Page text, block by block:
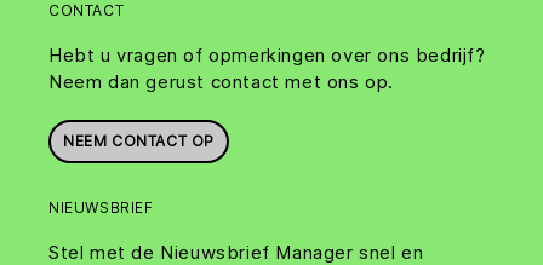
CONTACT
Hebt u vragen of opmerkingen over ons bedrijf?
Neem dan gerust contact met ons op.
NEEM CONTACT OP
NIEUWSBRIEF
Stel met de Nieuwsbrief Manager snel en